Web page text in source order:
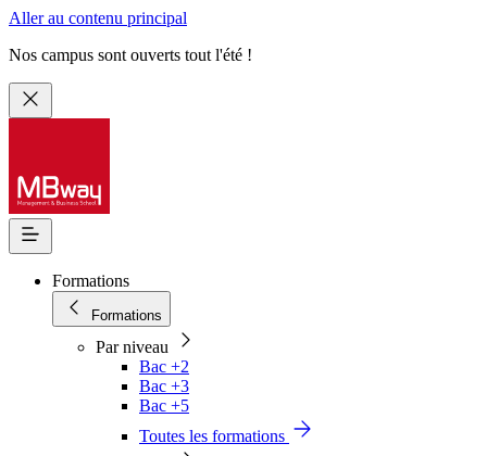
Aller au contenu principal
Nos campus sont ouverts tout l'été !
Formations
Formations
Par niveau
Bac +2
Bac +3
Bac +5
Toutes les formations